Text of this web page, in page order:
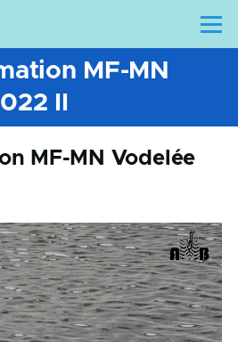
Menu
MF-MN
II
MF-MN Vodelée